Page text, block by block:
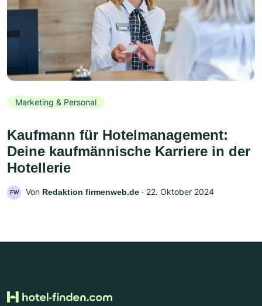
Marketing & Personal
Kaufmann für Hotelmanagement:
Deine kaufmännische Karriere in der
Hotellerie
FW Von Redaktion firmenweb.de ‧ 22. Oktober 2024